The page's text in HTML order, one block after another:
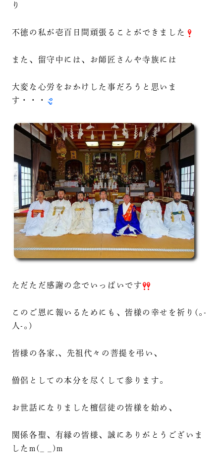
り
不徳の私が壱百日間頑張ることができました
また、留守中には、お師匠さんや寺族には
大変な心労をおかけした事だろうと思いま
す・・・
ただただ感謝の念でいっぱいです
このご恩に報いるためにも、皆様の幸せを祈り(｡-
人-｡)
皆様の各家,、先祖代々の菩提を弔い、
僧侶としての本分を尽くして参ります。
お世話になりました檀信徒の皆様を始め、
関係各聖、有縁の皆様、誠にありがとうございま
したm(_ _)m